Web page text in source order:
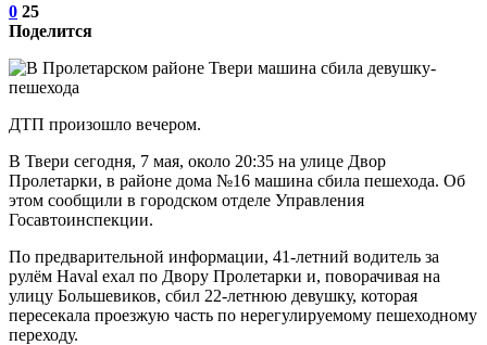
0 25
Поделится
ДТП произошло вечером.
В Твери сегодня, 7 мая, около 20:35 на улице Двор
Пролетарки, в районе дома №16 машина сбила пешехода. Об
этом сообщили в городском отделе Управления
Госавтоинспекции.
По предварительной информации, 41-летний водитель за
рулём Haval ехал по Двору Пролетарки и, поворачивая на
улицу Большевиков, сбил 22-летнюю девушку, которая
пересекала проезжую часть по нерегулируемому пешеходному
переходу.